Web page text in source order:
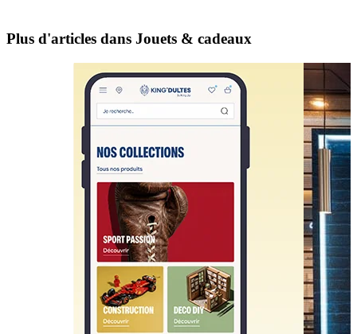
Plus d'articles dans Jouets & cadeaux